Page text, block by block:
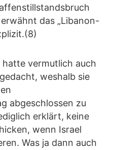
das „Libanon-
vermutlich auch
weshalb sie
abgeschlossen zu
erklärt, keine
wenn Israel
Was ja dann auch